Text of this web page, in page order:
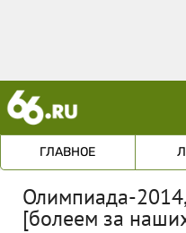
ГЛАВНОЕ
Олимпиада-
[болеем за